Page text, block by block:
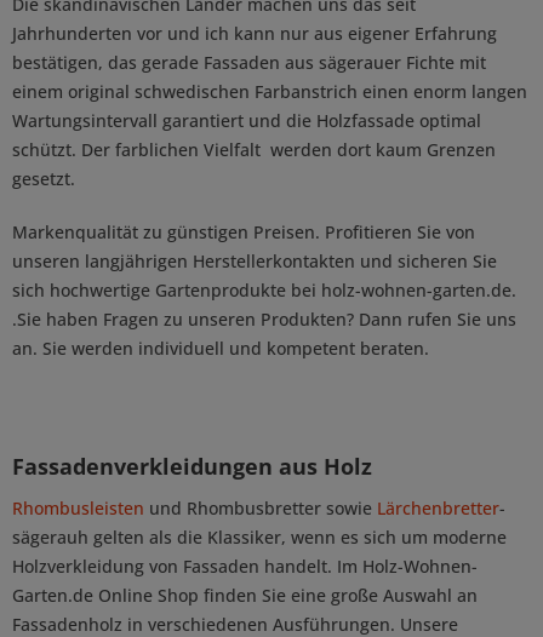
Jahrhunderten vor und ich kann nur aus eigener Erfahrung
bestätigen, das gerade Fassaden aus sägerauer Fichte mit
einem original schwedischen Farbanstrich einen enorm langen
Wartungsintervall garantiert und die Holzfassade optimal
schützt. Der farblichen Vielfalt werden dort kaum Grenzen
gesetzt.
Markenqualität zu günstigen Preisen. Profitieren Sie von
unseren langjährigen Herstellerkontakten und sicheren Sie
sich hochwertige Gartenprodukte bei holz-wohnen-garten.de.
.Sie haben Fragen zu unseren Produkten? Dann rufen Sie uns
an. Sie werden individuell und kompetent beraten.
Fassadenverkleidungen aus Holz
Rhombusleisten und Rhombusbretter sowie Lärchenbretter-
sägerauh gelten als die Klassiker, wenn es sich um moderne
Holzverkleidung von Fassaden handelt. Im Holz-Wohnen-
Garten.de Online Shop finden Sie eine große Auswahl an
Fassadenholz in verschiedenen Ausführungen. Unsere